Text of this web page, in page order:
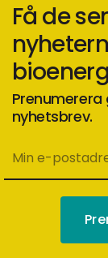
Få de
nyhetsbrev.